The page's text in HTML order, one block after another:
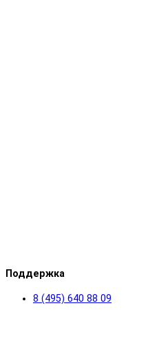
Поддержка
8 (495) 640 88 09